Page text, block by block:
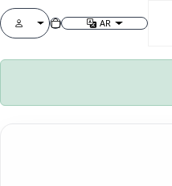
AR
تغيير اللغة قائمة الحساب